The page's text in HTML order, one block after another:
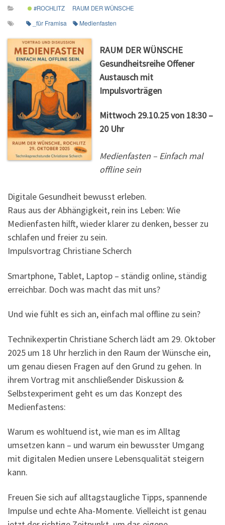
#ROCHLITZ RAUM DER WÜNSCHE
_für Framisa Medienfasten
RAUM DER WÜNSCHE
Gesundheitsreihe Offener
Austausch mit
Impulsvorträgen
Mittwoch 29.10.25 von 18:30 –
20 Uhr
Medienfasten – Einfach mal
offline sein
Digitale Gesundheit bewusst erleben.
Raus aus der Abhängigkeit, rein ins Leben: Wie
Medienfasten hilft, wieder klarer zu denken, besser zu
schlafen und freier zu sein.
Impulsvortrag Christiane Scherch
Smartphone, Tablet, Laptop – ständig online, ständig
erreichbar. Doch was macht das mit uns?
Und wie fühlt es sich an, einfach mal offline zu sein?
Technikexpertin Christiane Scherch lädt am 29. Oktober
2025 um 18 Uhr herzlich in den Raum der Wünsche ein,
um genau diesen Fragen auf den Grund zu gehen. In
ihrem Vortrag mit anschließender Diskussion &
Selbstexperiment geht es um das Konzept des
Medienfastens:
Warum es wohltuend ist, wie man es im Alltag
umsetzen kann – und warum ein bewusster Umgang
mit digitalen Medien unsere Lebensqualität steigern
kann.
Freuen Sie sich auf alltagstaugliche Tipps, spannende
Impulse und echte Aha-Momente. Vielleicht ist genau